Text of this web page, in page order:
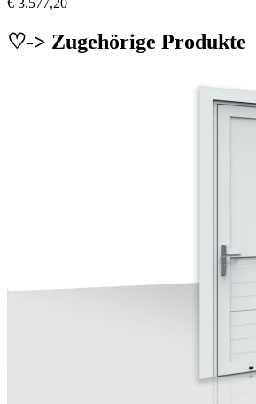
€ 3.577,20
♡-> Zugehörige Produkte